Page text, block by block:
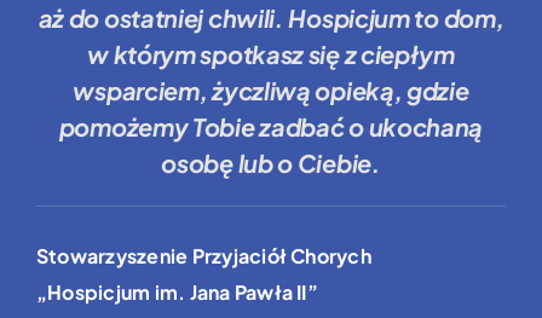
aż do ostatniej chwili. Hospicjum to dom,
w którym spotkasz się z ciepłym
wsparciem, życzliwą opieką, gdzie
pomożemy Tobiezadbać o ukochaną
osobę lub o Ciebie.
Stowarzyszenie Przyjaciół Chorych
„Hospicjum im. Jana Pawła II”